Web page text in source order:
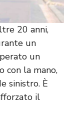
20 anni,
un
un
con la mano,
sinistro. È
il